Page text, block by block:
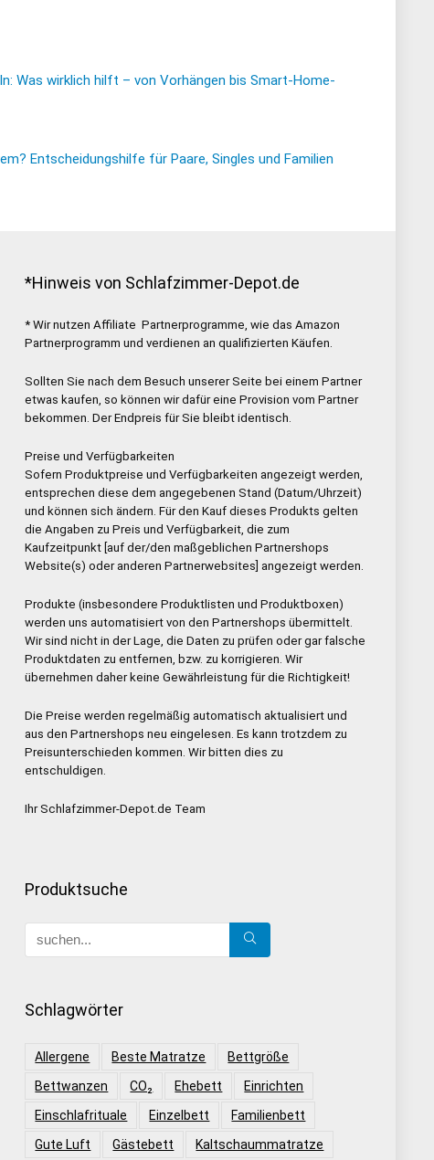
Was wirklich hilft – von Vorhängen bis Smart-Home-
Entscheidungshilfe für Paare, Singles und Familien
*Hinweis von Schlafzimmer-Depot.de
* Wir nutzen Affiliate Partnerprogramme, wie das Amazon
Partnerprogramm und verdienen an qualifizierten Käufen.
Sollten Sie nach dem Besuch unserer Seite bei einem Partner
etwas kaufen, so können wir dafür eine Provision vom Partner
bekommen. Der Endpreis für Sie bleibt identisch.
Preise und Verfügbarkeiten
Sofern Produktpreise und Verfügbarkeiten angezeigt werden,
entsprechen diese dem angegebenen Stand (Datum/Uhrzeit)
und können sich ändern. Für den Kauf dieses Produkts gelten
die Angaben zu Preis und Verfügbarkeit, die zum
Kaufzeitpunkt [auf der/den maßgeblichen Partnershops
Website(s) oder anderen Partnerwebsites] angezeigt werden.
Produkte (insbesondere Produktlisten und Produktboxen)
werden uns automatisiert von den Partnershops übermittelt.
Wir sind nicht in der Lage, die Daten zu prüfen oder gar falsche
Produktdaten zu entfernen, bzw. zu korrigieren. Wir
übernehmen daher keine Gewährleistung für die Richtigkeit!
Die Preise werden regelmäßig automatisch aktualisiert und
aus den Partnershops neu eingelesen. Es kann trotzdem zu
Preisunterschieden kommen. Wir bitten dies zu
entschuldigen.
Ihr Schlafzimmer-Depot.de Team
Produktsuche
Schlagwörter
Allergene Beste Matratze
Bettgröße
Bettwanzen
CO₂ Ehebett
Einrichten
Einschlafrituale
Einzelbett
Familienbett
Gute Luft
Gästebett
Kaltschaummatratze